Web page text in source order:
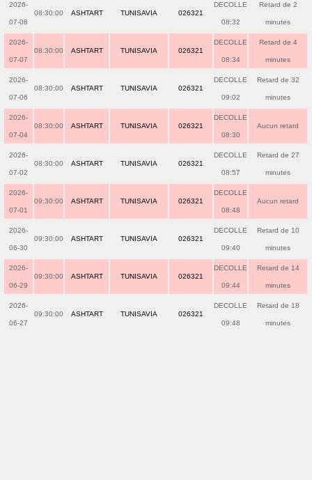
2026-
07-08
08:30:00 ASHTART TUNISAVIA 026321
DECOLLE
08:32
Retard de 2
minutes
2026-
07-07
08:30:00 ASHTART TUNISAVIA 026321
DECOLLE
08:34
Retard de 4
minutes
2026-
07-06
08:30:00 ASHTART TUNISAVIA 026321
DECOLLE
09:02
Retard de 32
minutes
2026-
07-04
08:30:00 ASHTART TUNISAVIA 026321
DECOLLE
08:30
Aucun retard
2026-
07-02
08:30:00 ASHTART TUNISAVIA 026321
DECOLLE
08:57
Retard de 27
minutes
2026-
07-01
09:30:00 ASHTART TUNISAVIA 026321
DECOLLE
08:48
Aucun retard
2026-
06-30
09:30:00 ASHTART TUNISAVIA 026321
DECOLLE
09:40
Retard de 10
minutes
2026-
06-29
09:30:00 ASHTART TUNISAVIA 026321
DECOLLE
09:44
Retard de 14
minutes
2026-
06-27
09:30:00 ASHTART TUNISAVIA 026321
DECOLLE
09:48
Retard de 18
minutes